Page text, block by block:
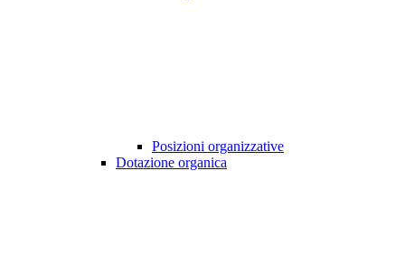
Posizioni organizzative
Dotazione organica